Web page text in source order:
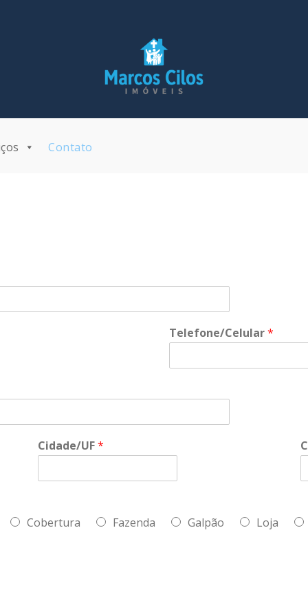
Contato
Telefone/Celular*
Cidade/UF*
Cobertura Fazenda Galpão
Loja